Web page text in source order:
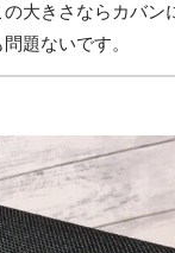
の大きさならカバン
問題ないです。